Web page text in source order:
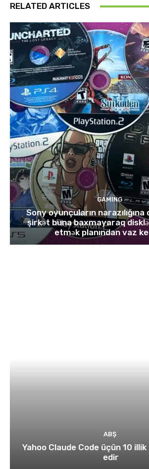
RELATED ARTICLES
GAMING
Sony oyunçuların
şirkət buna baxmayaraq
etmək planından vaz
ABŞ
Yahoo Claude Code üçün 10
edir